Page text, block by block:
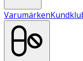
Varumärken